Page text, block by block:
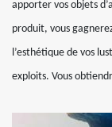
apporter vos objets
produit, vous
l’esthétique de vos
exploits. Vous